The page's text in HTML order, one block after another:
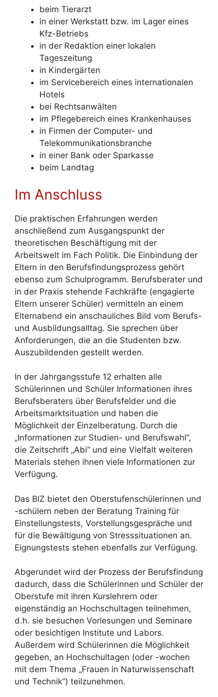
beim Tierarzt
in einer Werkstatt bzw. im Lager eines
Kfz-Betriebs
in der Redaktion einer lokalen
Tageszeitung
in Kindergärten
im Servicebereich eines internationalen
Hotels
bei Rechtsanwälten
im Pflegebereich eines Krankenhauses
in Firmen der Computer- und
Telekommunikationsbranche
in einer Bank oder Sparkasse
beim Landtag
Im Anschluss
Die praktischen Erfahrungen werden
anschließend zum Ausgangspunkt der
theoretischen Beschäftigung mit der
Arbeitswelt im Fach Politik. Die Einbindung der
Eltern in den Berufsfindungsprozess gehört
ebenso zum Schulprogramm. Berufsberater und
in der Praxis stehende Fachkräfte (engagierte
Eltern unserer Schüler) vermitteln an einem
Elternabend ein anschauliches Bild vom Berufs-
und Ausbildungsalltag. Sie sprechen über
Anforderungen, die an die Studenten bzw.
Auszubildenden gestellt werden.
In der Jahrgangsstufe 12 erhalten alle
Schülerinnen und Schüler Informationen ihres
Berufsberaters über Berufsfelder und die
Arbeitsmarktsituation und haben die
Möglichkeit der Einzelberatung. Durch die
„Informationen zur Studien- und Berufswahl“,
die Zeitschrift „Abi“ und eine Vielfalt weiteren
Materials stehen ihnen viele Informationen zur
Verfügung.
Das BIZ bietet den Oberstufenschülerinnen und
-schülern neben der Beratung Training für
Einstellungstests, Vorstellungsgespräche und
für die Bewältigung von Stresssituationen an.
Eignungstests stehen ebenfalls zur Verfügung.
Abgerundet wird der Prozess der Berufsfindung
dadurch, dass die Schülerinnen und Schüler der
Oberstufe mit ihren Kurslehrern oder
eigenständig an Hochschultagen teilnehmen,
d.h. sie besuchen Vorlesungen und Seminare
oder besichtigen Institute und Labors.
Außerdem wird Schülerinnen die Möglichkeit
gegeben, an Hochschultagen (oder -wochen
mit dem Thema „Frauen in Naturwissenschaft
und Technik“) teilzunehmen.